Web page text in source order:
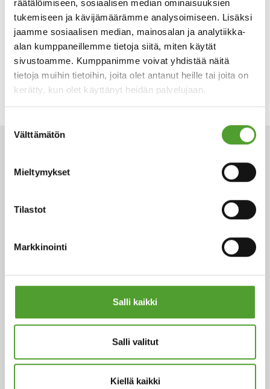
räätälöimiseen, sosiaalisen median ominaisuuksien
tukemiseen ja kävijämäärämme analysoimiseen. Lisäksi
jaamme sosiaalisen median, mainosalan ja analytiikka-
alan kumppaneillemme tietoja siitä, miten käytät
sivustoamme. Kumppanimme voivat yhdistää näitä
tietoja muihin tietoihin, joita olet antanut heille tai joita on
kerätty, kun olet käyttänyt heidän palvelujaan.
valinta
Välttämätön
Mieltymykset
Tilastot
Markkinointi
Salli kaikki
Salli valitut
Kiellä kaikki
Tutustu Dow:n laadukkaisiin lämmönsiirtonesteisiin
Tagit:Lämmönsiirtonesteet ja jäähdytys
Edistimme vastuullisuustyötämme
ja saavutimme nollatason Scope 1-
ja Scope 2 -päästöissä